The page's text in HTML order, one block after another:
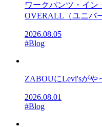
ワークパンツ・イ
OVERALL（ユニバ
2026.08.05
#Blog
ZABOUにLevi'sがや
2026.08.01
#Blog